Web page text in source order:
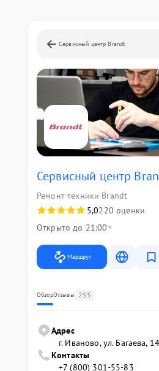
Сервисный центр Brandt
Сервисный центр
Ремонт техники Brandt
5,0220 оценки
Открыто до 21:00
Маршрут
ОбзорОтзывы 255
Адрес
г. Иваново, ул. Багаева,
Контакты
+7 (800) 301-55-83